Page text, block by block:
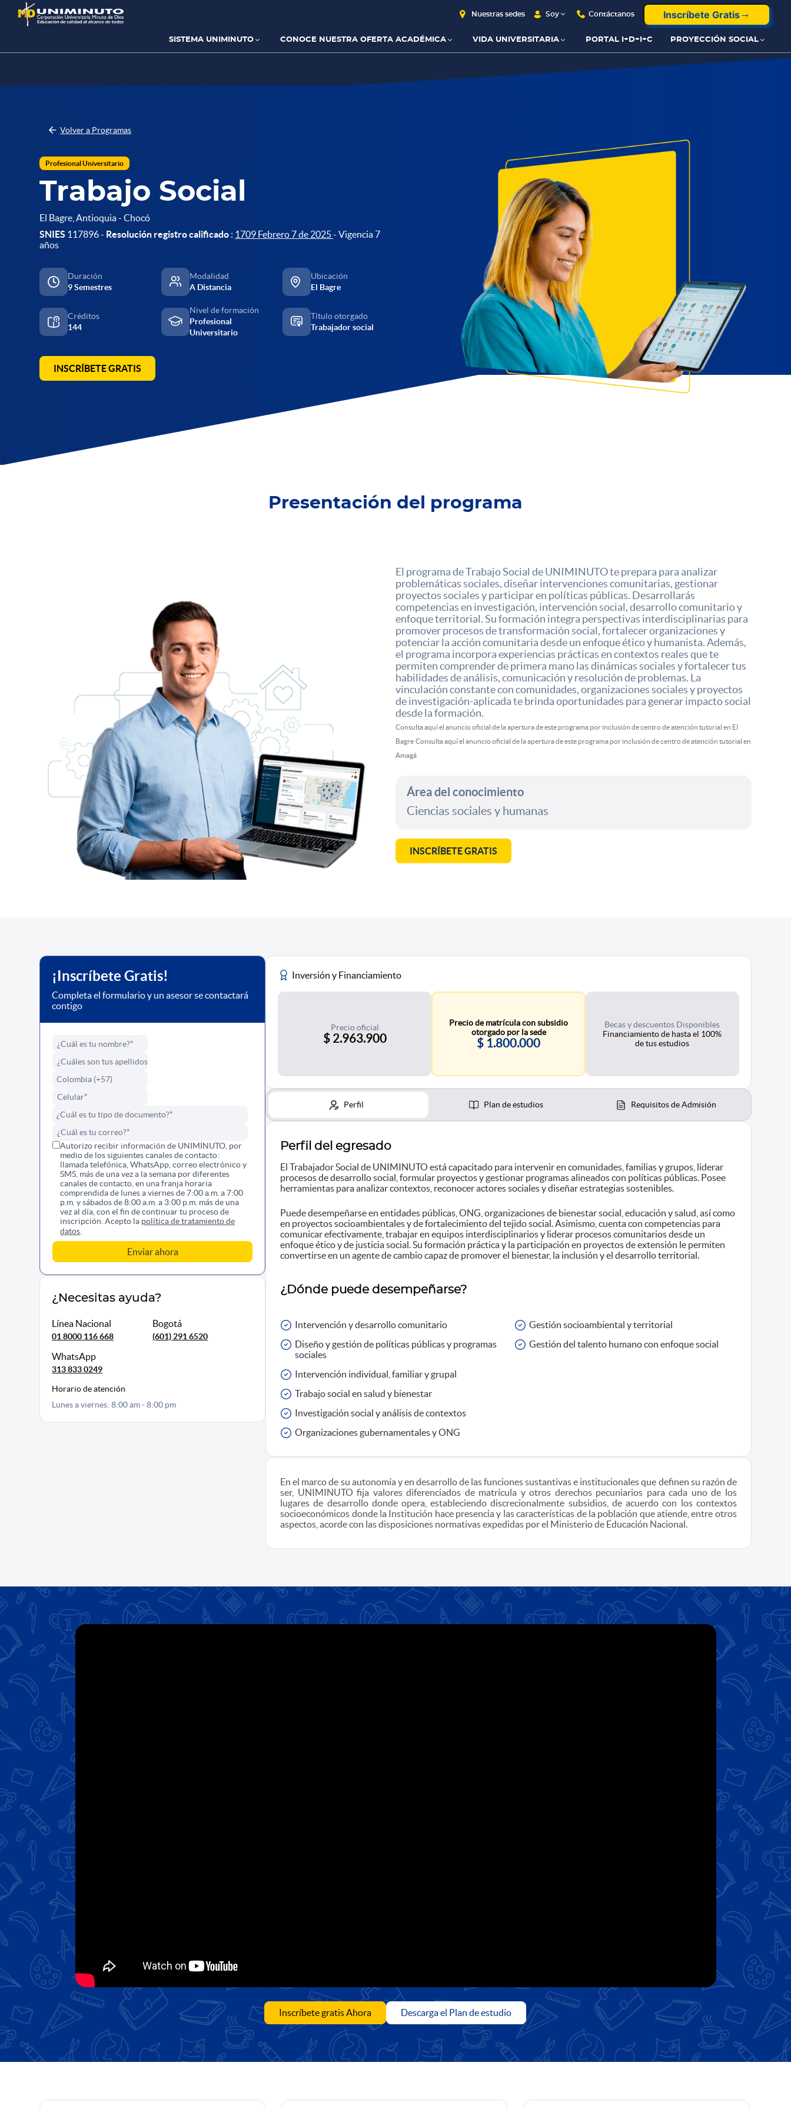
contenido
Nuestras sedes Soy Contáctanos Inscríbete Gratis
SISTEMA UNIMINUTO CONOCE NUESTRA OFERTA ACADÉMICA VIDA UNIVERSITARIA PORTAL I+D+I+C PROYECCIÓN SOCIAL
Volver a Programas
Profesional Universitario
Trabajo Social
El Bagre, Antioquia - Chocó
SNIES 117896 - Resolución registro calificado : 1709 Febrero 7 de 2025- Vigencia 7
años
Duración
9 Semestres
Modalidad
A Distancia
Ubicación
El Bagre
Créditos
144
Nivel de formación
Profesional
Universitario
Título otorgado
Trabajador social
INSCRÍBETE GRATIS
Presentación del programa
El programa de Trabajo Social de UNIMINUTO te prepara para analizar
problemáticas sociales, diseñar intervenciones comunitarias, gestionar
proyectos sociales y participar en políticas públicas. Desarrollarás
competencias en investigación, intervención social, desarrollo comunitario y
enfoque territorial. Su formación integra perspectivas interdisciplinarias para
promover procesos de transformación social, fortalecer organizaciones y
potenciar la acción comunitaria desde un enfoque ético y humanista. Además,
el programa incorpora experiencias prácticas en contextos reales que te
permiten comprender de primera mano las dinámicas sociales y fortalecer tus
habilidades de análisis, comunicación y resolución de problemas. La
vinculación constante con comunidades, organizaciones sociales y proyectos
de investigación-aplicada te brinda oportunidades para generar impacto social
desde la formación.
Consulta aquí el anuncio oficial de la apertura de este programa por inclusión de centro de atención tutorial en El
Bagre Consulta aquí el anuncio oficial de la apertura de este programa por inclusión de centro de atención tutorial en
Amagá
Área del conocimiento
Ciencias sociales y humanas
INSCRÍBETE GRATIS
¡Inscríbete Gratis!
Completa el formulario y un asesor se contactará
contigo
Autorizo recibir información de UNIMINUTO, por
medio de los siguientes canales de contacto:
llamada telefónica, WhatsApp, correo electrónico y
SMS, más de una vez a la semana por diferentes
canales de contacto, en una franja horaria
comprendida de lunes a viernes de 7:00 a.m. a 7:00
p.m. y sábados de 8:00 a.m. a 3:00 p.m. más de una
vez al día, con el fin de continuar tu proceso de
inscripción. Acepto la política de tratamiento de
datos
¿Necesitas ayuda?
Línea Nacional
01 8000 116 668
Bogotá
(601) 291 6520
WhatsApp
313 833 0249
Horario de atención
Lunes a viernes: 8:00 am - 8:00 pm
Inversión y Financiamiento
Precio oficial
$ 2.963.900
Precio de matrícula con subsidio
otorgado por la sede
$ 1.800.000
Becas y descuentos Disponibles
Financiamiento de hasta el 100%
de tus estudios
Perfil Plan de estudios Requisitos de Admisión
Perfil del egresado
El Trabajador Social de UNIMINUTO está capacitado para intervenir en comunidades, familias y grupos, liderar
procesos de desarrollo social, formular proyectos y gestionar programas alineados con políticas públicas. Posee
herramientas para analizar contextos, reconocer actores sociales y diseñar estrategias sostenibles.
Puede desempeñarse en entidades públicas, ONG, organizaciones de bienestar social, educación y salud, así como
en proyectos socioambientales y de fortalecimiento del tejido social. Asimismo, cuenta con competencias para
comunicar efectivamente, trabajar en equipos interdisciplinarios y liderar procesos comunitarios desde un
enfoque ético y de justicia social. Su formación práctica y la participación en proyectos de extensión le permiten
convertirse en un agente de cambio capaz de promover el bienestar, la inclusión y el desarrollo territorial.
¿Dónde puede desempeñarse?
Intervención y desarrollo comunitario
Diseño y gestión de políticas públicas y programas
sociales
Intervención individual, familiar y grupal
Trabajo social en salud y bienestar
Investigación social y análisis de contextos
Organizaciones gubernamentales y ONG
Gestión socioambiental y territorial
Gestión del talento humano con enfoque social
En el marco de su autonomía y en desarrollo de las funciones sustantivas e institucionales que definen su razón de
ser, UNIMINUTO fija valores diferenciados de matrícula y otros derechos pecuniarios para cada uno de los
lugares de desarrollo donde opera, estableciendo discrecionalmente subsidios, de acuerdo con los contextos
socioeconómicos donde la Institución hace presencia y las características de la población que atiende, entre otros
aspectos, acorde con las disposiciones normativas expedidas por el Ministerio de Educación Nacional.
Inscríbete gratis Ahora Descarga el Plan de estudio